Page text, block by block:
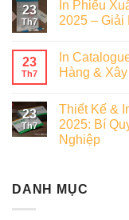
23
Th7
In Phiếu
2025 – Giải
23
Th7
In
Hàng &
23
Th7
Thiết Kế &
2025: Bí
Nghiệp
DANH MỤC